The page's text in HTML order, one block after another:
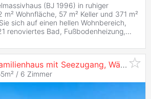
(BJ 1996) in ruhiger
m² Wohnfläche, 57 m² Keller und 371 m²
sich auf einen hellen Wohnbereich,
renoviertes Bad, Fußbodenheizung,...
Großzügiges Einfamilienhaus mit Seezugang, Wärmepumpe & PV-Anlage - ideal auch für 2 Wohneinheiten
/ 6 Zimmer